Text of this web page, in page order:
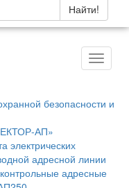
Найти!
безопасности и
АП»
электрических
адресной линии
адресные